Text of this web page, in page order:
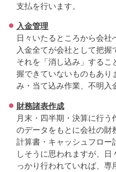
支払を行います。
入金管理
日々いたるところから会
入金全てが会社として把握
それを「消し込み」するこ
握できていないものもあり
み・当て込み作業、不明入
財務諸表作成
月末・四半期・決算に行
のデータをもとに会社の財
計算書・キャッシュフロー
しそうに思われますが、日
っかり行われていれば、専